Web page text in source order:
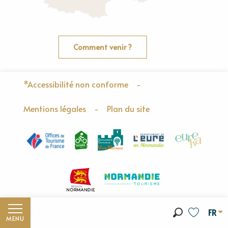
MENU
FR
Comment venir ?
*Accessibilité non conforme -
Mentions légales - Plan du site